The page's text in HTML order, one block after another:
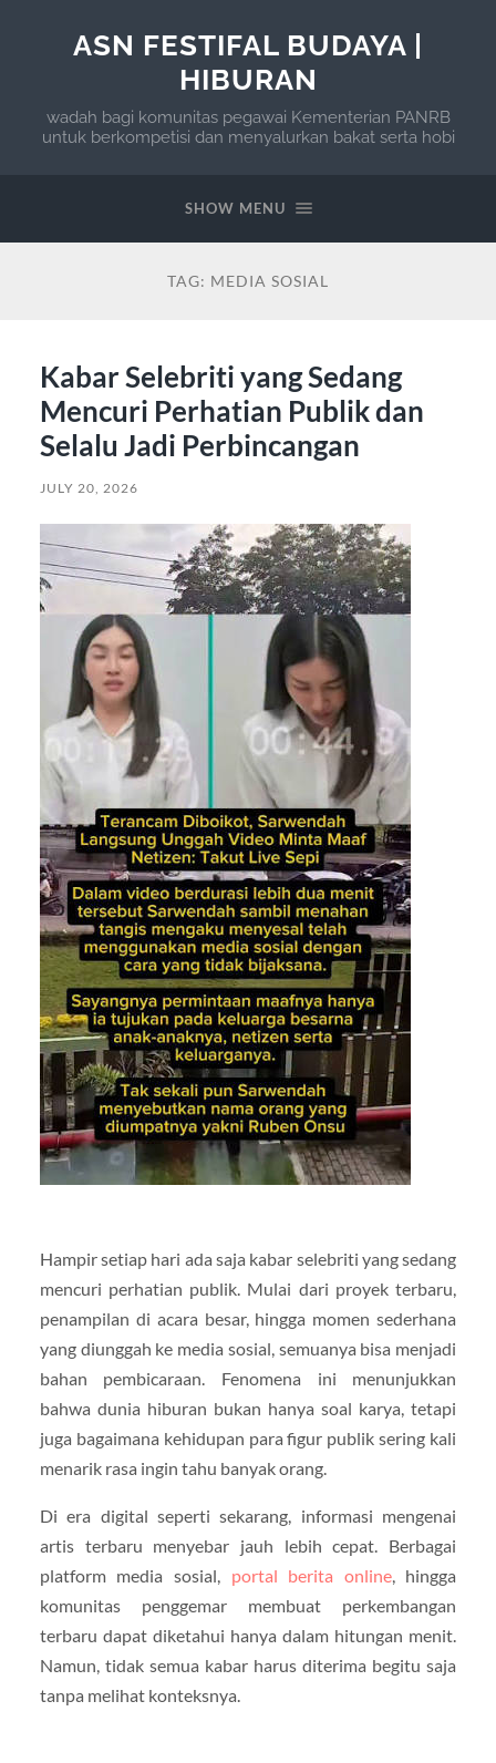
ASN FESTIFAL BUDAYA |
HIBURAN
wadah bagi komunitas pegawai Kementerian PANRB
untuk berkompetisi dan menyalurkan bakat serta hobi
SHOW MENU
TAG: MEDIA SOSIAL
Kabar Selebriti yang Sedang
Mencuri Perhatian Publik dan
Selalu Jadi Perbincangan
JULY 20, 2026
Hampir setiap hari ada saja kabar selebriti yang sedang
mencuri perhatian publik. Mulai dari proyek terbaru,
penampilan di acara besar, hingga momen sederhana
yang diunggah ke media sosial, semuanya bisa menjadi
bahan pembicaraan. Fenomena ini menunjukkan
bahwa dunia hiburan bukan hanya soal karya, tetapi
juga bagaimana kehidupan para figur publik sering kali
menarik rasa ingin tahu banyak orang.
Di era digital seperti sekarang, informasi mengenai
artis terbaru menyebar jauh lebih cepat. Berbagai
platform media sosial, portal berita online, hingga
komunitas penggemar membuat perkembangan
terbaru dapat diketahui hanya dalam hitungan menit.
Namun, tidak semua kabar harus diterima begitu saja
tanpa melihat konteksnya.